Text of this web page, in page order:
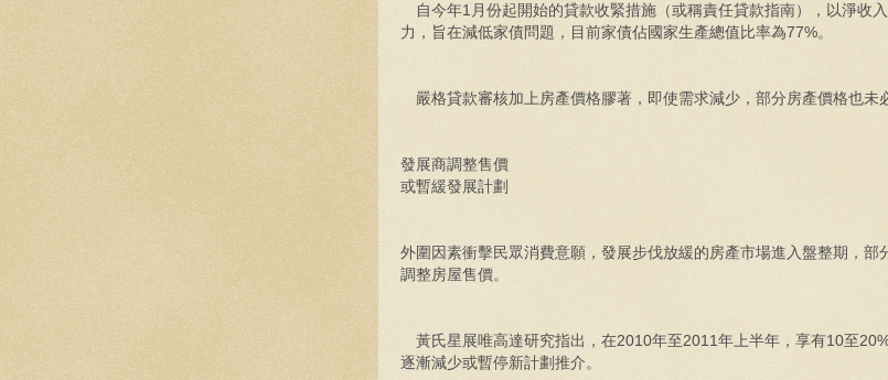
自今年1月份起開始的貸款收緊措施（或稱責任貸款指南），以淨收
力，旨在減低家債問題，目前家債佔國家生產總值比率為77%。
嚴格貸款審核加上房產價格膠著，即使需求減少，部分房產價格也未
發展商調整售價
或暫緩發展計劃
外圍因素衝擊民眾消費意願，發展步伐放緩的房產市場進入盤整期，部
調整房屋售價。
黃氏星展唯高達研究指出，在2010年至2011年上半年，享有10至
逐漸減少或暫停新計劃推介。